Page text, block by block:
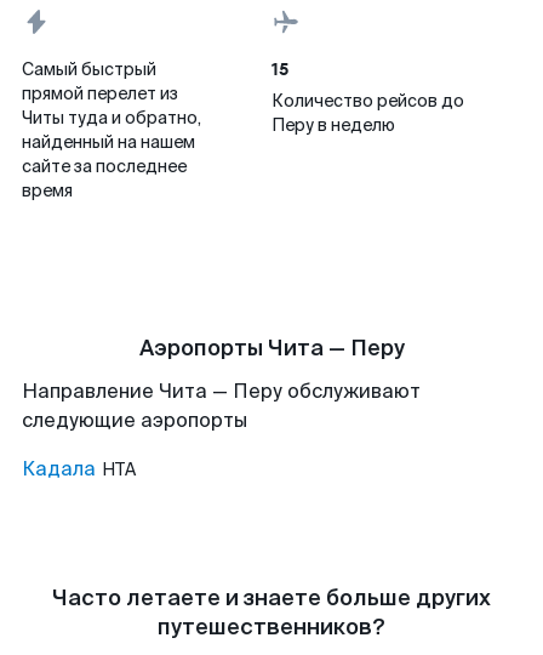
Самый быстрый
прямой перелет из
Читы туда и обратно,
найденный на нашем
сайте за последнее
время
15
Количество рейсов до
Перу в неделю
Аэропорты Чита — Перу
Направление Чита — Перу обслуживают
следующие аэропорты
Кадала HTA
Часто летаете и знаете больше других
путешественников?